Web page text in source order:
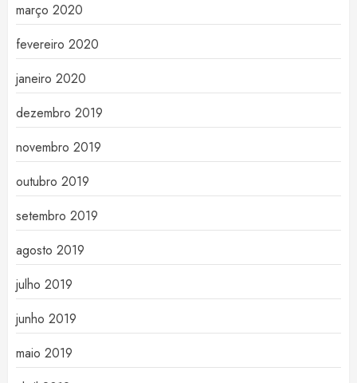
março 2020
fevereiro 2020
janeiro 2020
dezembro 2019
novembro 2019
outubro 2019
setembro 2019
agosto 2019
julho 2019
junho 2019
maio 2019